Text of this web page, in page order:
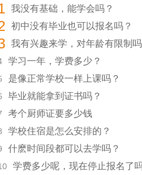
我没有基础，能学会吗？
初中没有毕业也可以报名吗？
我有兴趣来学，对年龄有限制吗
学习一年，学费多少？
是像正常学校一样上课吗？
毕业就能拿到证书吗？
考个厨师证要多少钱
学校住宿是怎么安排的？
什麽时间段都可以去学吗？
学费多少呢，现在停止报名了